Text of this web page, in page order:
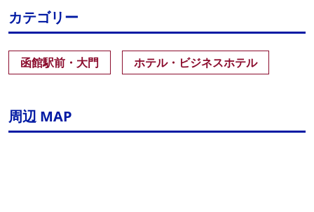
カテゴリー
函館駅前・大門 ホテル・ビジネスホテル
周辺 MAP